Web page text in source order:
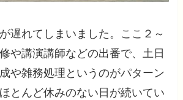
遅れてしまいました。ここ２～
や講演講師などの出番で、土日
や雑務処理というのがパターン
とんど休みのない日が続いてい